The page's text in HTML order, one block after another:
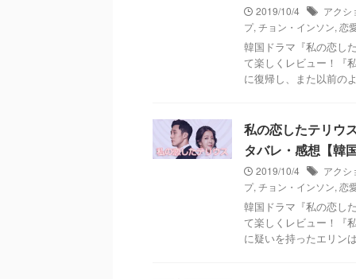
2019/10/4
アクシ
プ, チョン・インソン, 恋
韓国ドラマ『私の恋し
て楽しくレビュー！『
に復帰し、また以前の
私の恋したテリウ
タバレ・感想【韓
2019/10/4
アクシ
プ, チョン・インソン, 恋
韓国ドラマ『私の恋し
て楽しくレビュー！『
に疑いを持ったエリ